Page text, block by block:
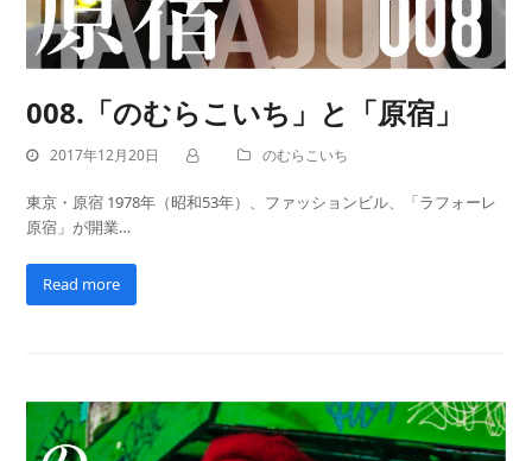
008.「のむらこいち」と「原宿」
2017年12月20日 のむらこいち
東京・原宿 1978年（昭和53年）、ファッションビル、「ラフォーレ
原宿」が開業…
Read more